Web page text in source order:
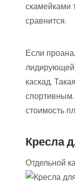
скамейками
сравнится.
Если
лидирующей
каскад.
стоимость
Кресла
Отдельной